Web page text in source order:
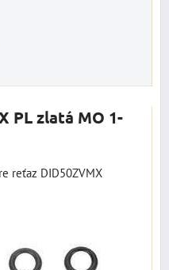
PL zlatá MO 1-
reťaz DID50ZVMX